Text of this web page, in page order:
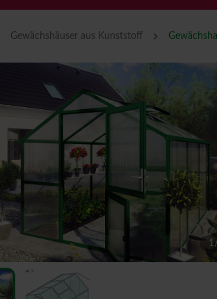
Gewächshäuser aus Kunststoff ›
1/